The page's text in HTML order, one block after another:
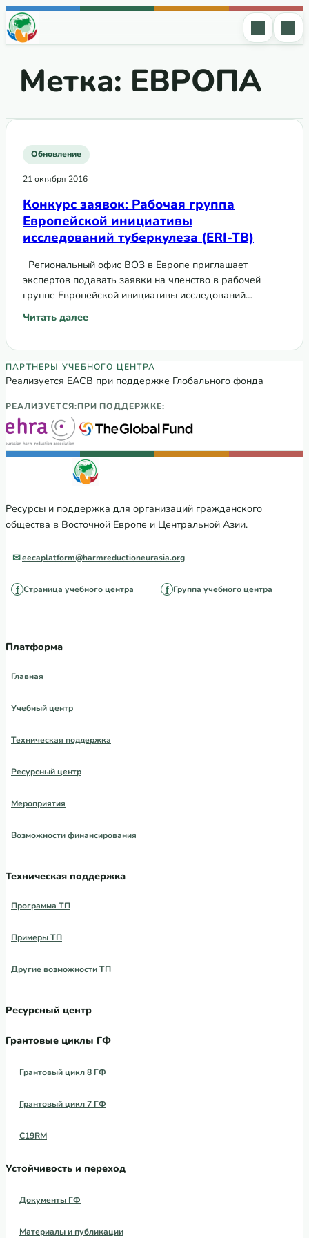
Перейти к содержимому
Метка: ЕВРОПА
Обновление
21 октября 2016
Конкурс заявок: Рабочая группа
Европейской инициативы
исследований туберкулеза (ERI-TB)
Региональный офис ВОЗ в Европе приглашает
экспертов подавать заявки на членство в рабочей
группе Европейской инициативы исследований
туберкулеза (ERI—TB).
Читать далее
: Конкурс заявок: Рабочая группа Европейской
Партнеры Регионального учебного
ПАРТНЕРЫ УЧЕБНОГО ЦЕНТРА
Реализуется ЕАСВ при поддержке Глобального фонда
РЕАЛИЗУЕТСЯ:ПРИ ПОДДЕРЖКЕ:
Ресурсы и поддержка для организаций гражданского
общества в Восточной Европе и Центральной Азии.
eecaplatform@harmreductioneurasia.org
Страница учебного центра Группа учебного центра
Платформа
Главная
Учебный центр
Техническая поддержка
Ресурсный центр
Мероприятия
Возможности финансирования
Техническая поддержка
Программа ТП
Примеры ТП
Другие возможности ТП
Ресурсный центр
Грантовые циклы ГФ
Грантовый цикл 8 ГФ
Грантовый цикл 7 ГФ
C19RM
Устойчивость и переход
Документы ГФ
Материалы и публикации